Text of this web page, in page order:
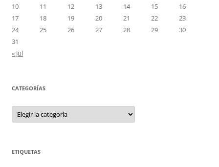
10
11 12 13 14 15
16
17
18 19 20 21 22
23
24
25 26 27 28 29
30
31
« Jul
CATEGORÍAS
Categorías
ETIQUETAS